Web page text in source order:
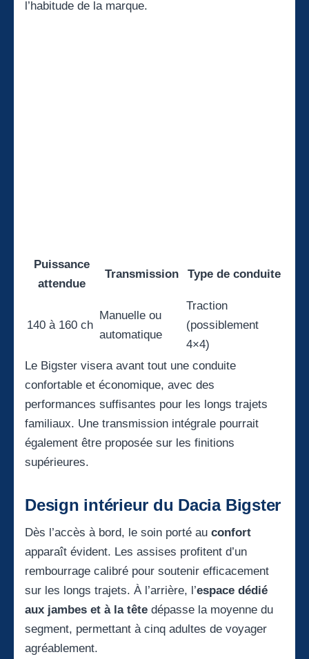
l’habitude de la marque.
Puissance
attendue
Transmission Type de conduite
140 à 160 ch
Manuelle ou
automatique
Traction
(possiblement
4×4)
Le Bigster visera avant tout une conduite
confortable et économique, avec des
performances suffisantes pour les longs trajets
familiaux. Une transmission intégrale pourrait
également être proposée sur les finitions
supérieures.
Design intérieur du Dacia Bigster
Dès l’accès à bord, le soin porté au confort
apparaît évident. Les assises profitent d’un
rembourrage calibré pour soutenir efficacement
sur les longs trajets. À l’arrière, l’espace dédié
aux jambes et à la tête dépasse la moyenne du
segment, permettant à cinq adultes de voyager
agréablement.